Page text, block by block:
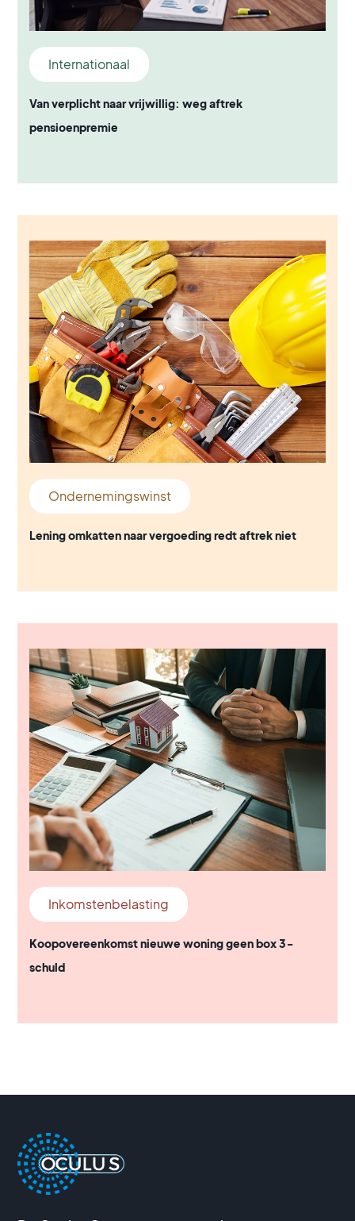
Internationaal
Van verplicht naar vrijwillig: weg aftrek
pensioenpremie
Ondernemingswinst
Lening omkatten naar vergoeding redt aftrek niet
Inkomstenbelasting
Koopovereenkomst nieuwe woning geen box 3-
schuld